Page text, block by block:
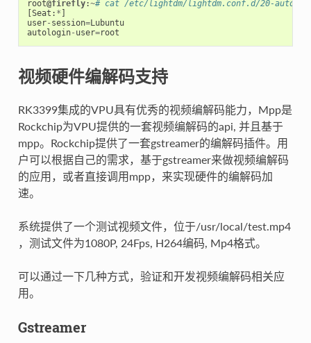
root@firefly:~# cat /etc/lightdm/lightdm.conf.d/20-
[Seat : * ]
user- session=Lubuntu
autologin- user=root
视频硬件编解码支持
RK3399集成的VPU具有优秀的视频编解码能力，Mpp是
Rockchip为VPU提供的一套视频编解码的api, 并且基于
mpp。Rockchip提供了一套gstreamer的编解码插件。用
户可以根据自己的需求，基于gstreamer来做视频编解码
的应用，或者直接调用mpp，来实现硬件的编解码加
速。
系统提供了一个测试视频文件，位于/usr/local/test.mp4
，测试文件为1080P, 24Fps, H264编码, Mp4格式。
可以通过一下几种方式，验证和开发视频编解码相关应
用。
Gstreamer